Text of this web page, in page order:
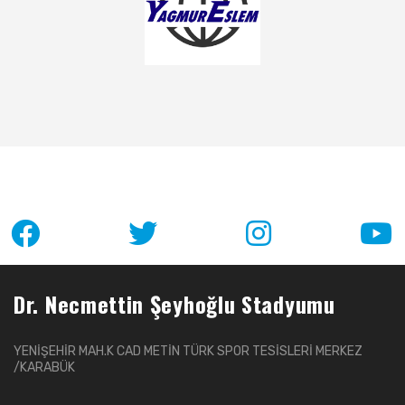
Dr. Necmettin Şeyhoğlu Stadyumu
YENİŞEHİR MAH.K CAD METİN TÜRK SPOR TESİSLERİ MERKEZ
/KARABÜK